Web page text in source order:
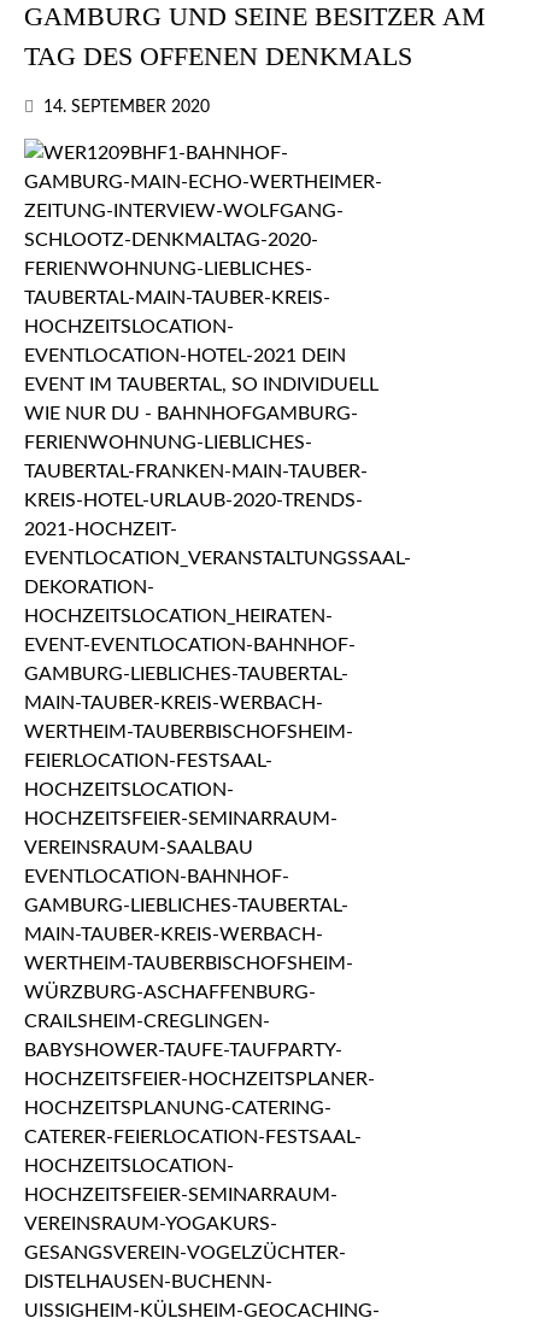
GAMBURG UND SEINE BESITZER AM
TAG DES OFFENEN DENKMALS
14. SEPTEMBER 2020